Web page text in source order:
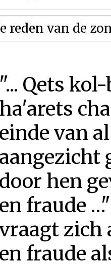
reden van de
"... Qets
ha'arets
einde van
aangezicht
door hen
en fraude
zich
en fraude